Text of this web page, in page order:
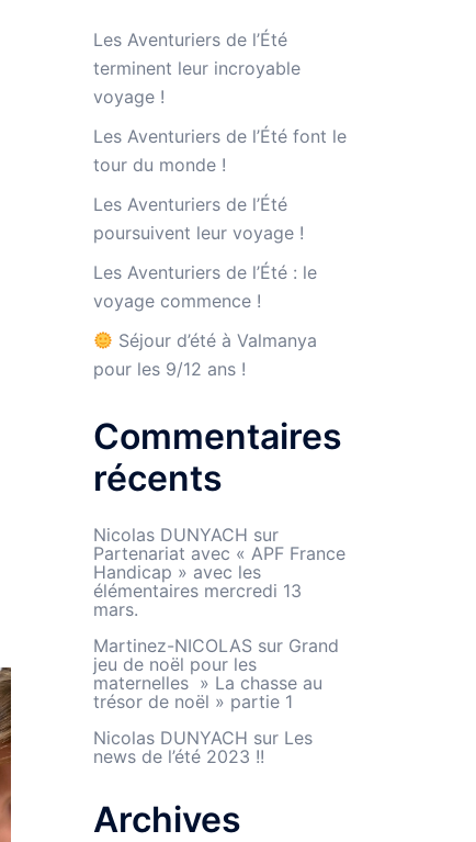
Les Aventuriers de l’Été
terminent leur incroyable
voyage !
Les Aventuriers de l’Été font le
tour du monde !
Les Aventuriers de l’Été
poursuivent leur voyage !
Les Aventuriers de l’Été : le
voyage commence !
Séjour d’été à Valmanya
pour les 9/12 ans !
Commentaires
récents
Nicolas DUNYACH sur
Partenariat avec « APF France
Handicap » avec les
élémentaires mercredi 13
mars.
Martinez-NICOLASsur Grand
jeu de noël pour les
maternelles » La chasse au
trésor de noël » partie 1
Nicolas DUNYACH sur Les
news de l’été 2023 !!
Archives